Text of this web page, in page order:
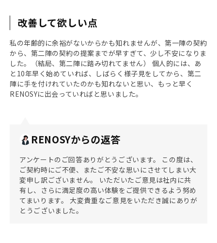
改善して欲しい点
私の年齢的に余裕がないからかも知れませんが、第一陣の契約
から、第二陣の契約の提案までが早すぎて、少し不安になりま
した。（結局、第二陣に踏み切れてません） 個人的には、あ
と10年早く始めていれば、しばらく様子見をしてから、第二
陣に手を付けれていたのかも知れないと思い、もっと早く
RENOSYに出会っていればと思いました。
RENOSYからの返答
アンケートのご回答ありがとうございます。 この度は、
ご契約時にご不便、またご不安な思いにさせてしまい大
変申し訳ございません。 いただいたご意見は社内に共
有し、さらに満足度の高い体験をご提供できるよう努め
てまいります。 大変貴重なご意見をいただき誠にありが
とうございました。